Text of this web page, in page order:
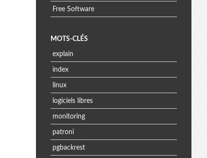
Free Software
MOTS-CLÉS
explain
index
linux
logiciels libres
monitoring
patroni
pgbackrest